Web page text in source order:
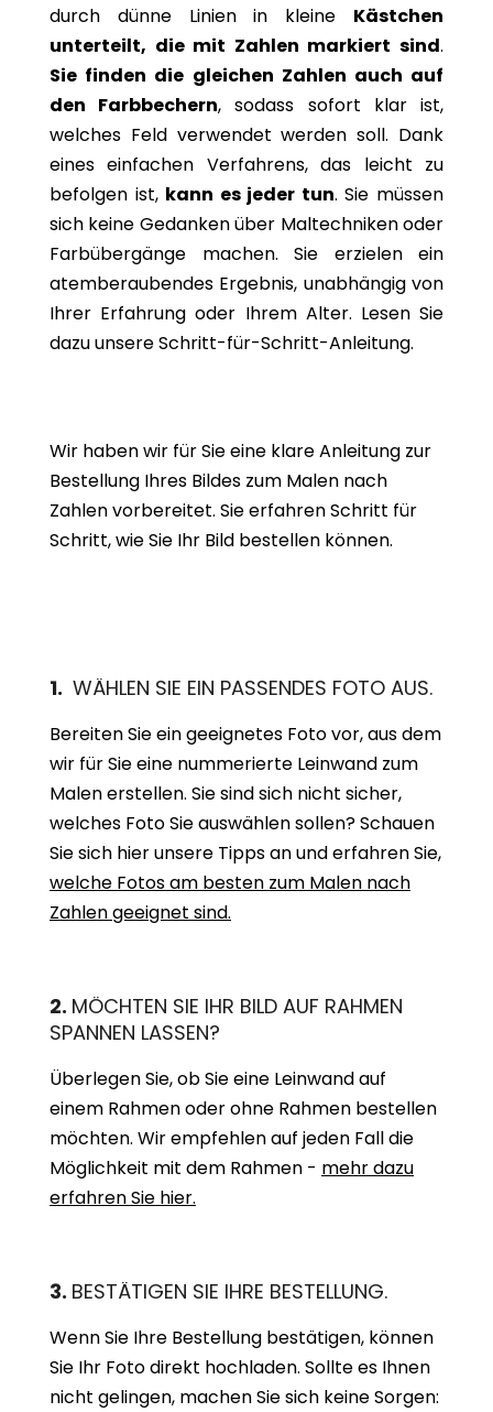
durch dünne Linien in kleine Kästchen
unterteilt, die mit Zahlen markiert sind.
Sie finden die gleichen Zahlen auch auf
den Farbbechern, sodass sofort klar ist,
welches Feld verwendet werden soll. Dank
eines einfachen Verfahrens, das leicht zu
befolgen ist, kann es jeder tun. Sie müssen
sich keine Gedanken über Maltechniken oder
Farbübergänge machen. Sie erzielen ein
atemberaubendes Ergebnis, unabhängig von
Ihrer Erfahrung oder Ihrem Alter. Lesen Sie
dazu unsere Schritt-für-Schritt-Anleitung.
Wir haben wir für Sie eine klare Anleitung zur
Bestellung Ihres Bildes zum Malen nach
Zahlen vorbereitet. Sie erfahren Schritt für
Schritt, wie Sie Ihr Bild bestellen können.
1. WÄHLEN SIE EIN PASSENDES FOTO AUS.
Bereiten Sie ein geeignetes Foto vor, aus dem
wir für Sie eine nummerierte Leinwand zum
Malen erstellen. Sie sind sich nicht sicher,
welches Foto Sie auswählen sollen? Schauen
Sie sich hier unsere Tipps an und erfahren Sie,
welche Fotos am besten zum Malen nach
Zahlen geeignet sind.
2. MÖCHTEN SIE IHR BILD AUF RAHMEN
SPANNEN LASSEN?
Überlegen Sie, ob Sie eine Leinwand auf
einem Rahmen oder ohne Rahmen bestellen
möchten. Wir empfehlen auf jeden Fall die
Möglichkeit mit dem Rahmen - mehr dazu
erfahren Sie hier.
3. BESTÄTIGEN SIE IHRE BESTELLUNG.
Wenn Sie Ihre Bestellung bestätigen, können
Sie Ihr Foto direkt hochladen. Sollte es Ihnen
nicht gelingen, machen Sie sich keine Sorgen: